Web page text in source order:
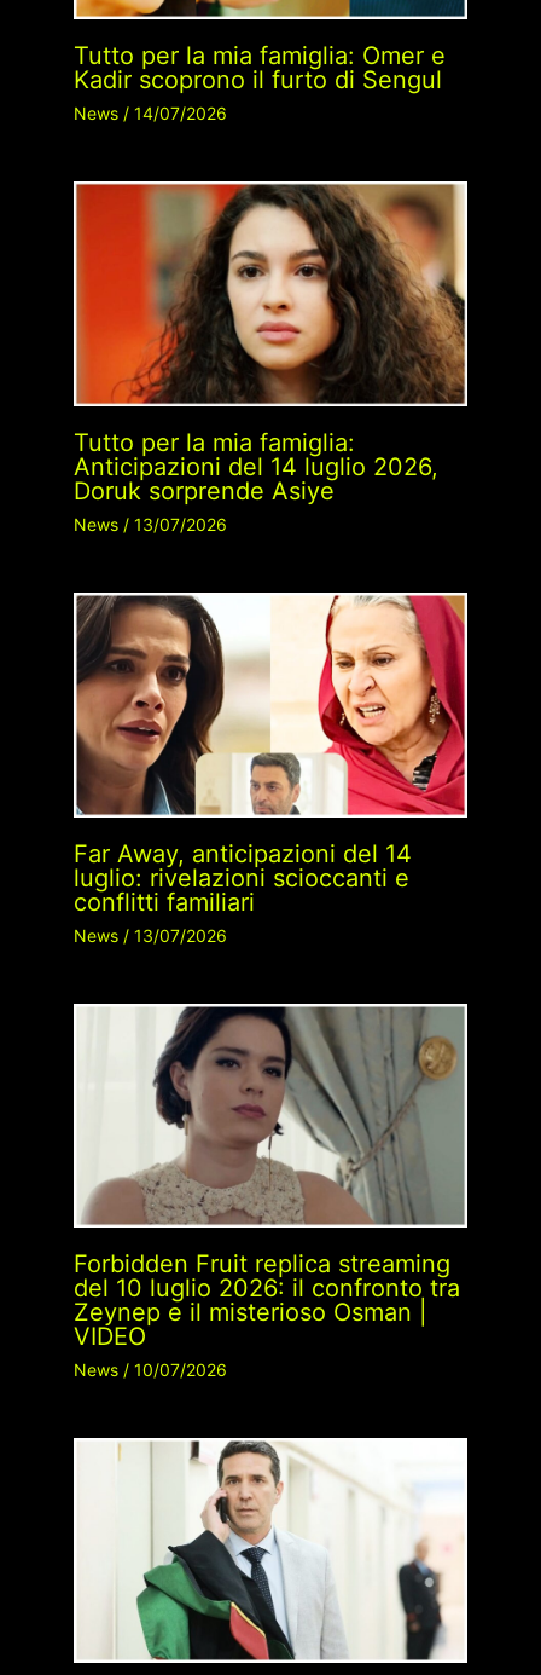
Tutto per la mia famiglia: Omer e
Kadir scoprono il furto di Sengul
News/ 14/07/2026
Tutto per la mia famiglia:
Anticipazioni del 14 luglio 2026,
Doruk sorprende Asiye
News/ 13/07/2026
Far Away, anticipazioni del 14
luglio: rivelazioni scioccanti e
conflitti familiari
News/ 13/07/2026
Forbidden Fruit replica streaming
del 10 luglio 2026: il confronto tra
Zeynep e il misterioso Osman |
VIDEO
News/ 10/07/2026